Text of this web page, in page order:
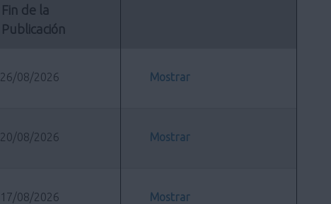
Fin de la
Publicación
26/08/2026 Mostrar
20/08/2026 Mostrar
17/08/2026 Mostrar